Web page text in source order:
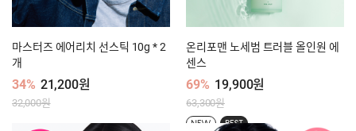
마스터즈 에어리치 선스틱 10g * 2
개
34% 21,200원
32,000원
온리포맨 노세범 트러블 올인원 에
센스
69% 19,900원
63,300원
NEW BEST